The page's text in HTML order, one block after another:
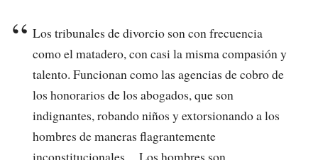
Los tribunales de divorcio son con frecuencia
como el matadero, con casi la misma compasión y
talento. Funcionan como las agencias de cobro de
los honorarios de los abogados, que son
indignantes, robando niños y extorsionando a los
hombres de maneras flagrantemente